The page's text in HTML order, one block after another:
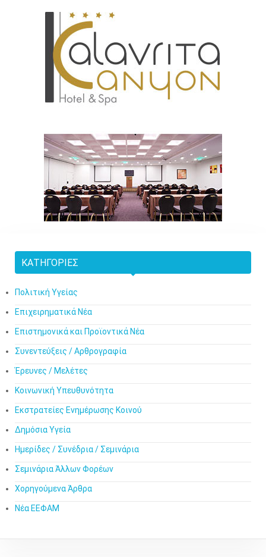
ΚΑΤΗΓΟΡΊΕΣ
Πολιτική Υγείας
Επιχειρηματικά Νέα
Επιστημονικά και Προϊοντικά Νέα
Συνεντεύξεις / Αρθρογραφία
Έρευνες / Μελέτες
Κοινωνική Υπευθυνότητα
Εκστρατείες Ενημέρωσης Κοινού
Δημόσια Υγεία
Ημερίδες / Συνέδρια / Σεμινάρια
Σεμινάρια Άλλων Φορέων
Χορηγούμενα Άρθρα
Νέα ΕΕΦΑΜ